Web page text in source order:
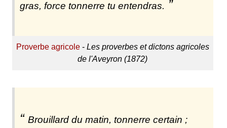
gras, force tonnerre tu entendras.
Proverbe agricole- Les proverbes et dictons agricoles
de l'Aveyron (1872)
Brouillard du matin, tonnerre certain ;